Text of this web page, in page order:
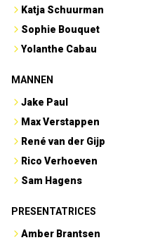
Katja Schuurman
Sophie Bouquet
Yolanthe Cabau
MANNEN
Jake Paul
Max Verstappen
René van der Gijp
Rico Verhoeven
Sam Hagens
PRESENTATRICES
Amber Brantsen